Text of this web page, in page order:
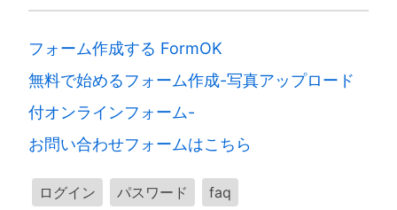
フォーム作成する FormOK
無料で始めるフォーム作成-写真アップロード
付オンラインフォーム-
お問い合わせフォームはこちら
ログイン パスワード faq